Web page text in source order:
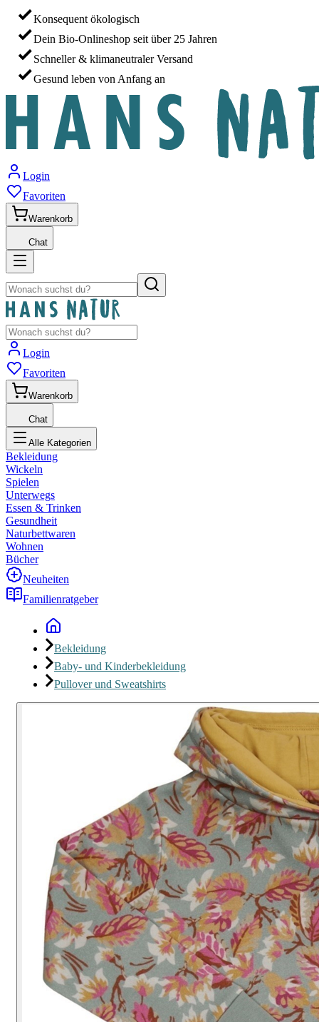
Konsequent ökologisch
Dein Bio-Onlineshop seit über 25 Jahren
Schneller & klimaneutraler Versand
Gesund leben von Anfang an
Login
Favoriten
Warenkorb
Chat
Login
Favoriten
Warenkorb
Chat
Alle Kategorien
Bekleidung
Wickeln
Spielen
Unterwegs
Essen & Trinken
Gesundheit
Naturbettwaren
Wohnen
Bücher
Neuheiten
Familienratgeber
Bekleidung
Baby- und Kinderbekleidung
Pullover und Sweatshirts